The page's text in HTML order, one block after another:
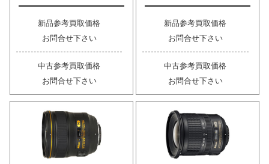
新品参考買取価格
お問合せ下さい
中古参考買取価格
お問合せ下さい
新品参考買取価格
お問合せ下さい
中古参考買取価格
お問合せ下さい